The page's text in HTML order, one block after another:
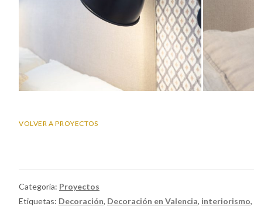
VOLVER A PROYECTOS
Categoría: Proyectos
Etiquetas: Decoración, Decoración en Valencia, interiorismo,